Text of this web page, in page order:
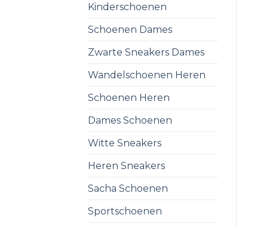
Kinderschoenen
Schoenen Dames
Zwarte Sneakers Dames
Wandelschoenen Heren
Schoenen Heren
Dames Schoenen
Witte Sneakers
Heren Sneakers
Sacha Schoenen
Sportschoenen